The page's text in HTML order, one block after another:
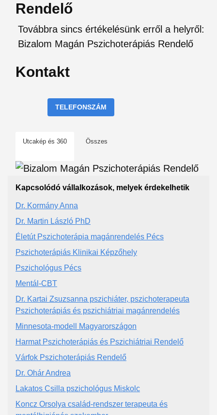
Rendelő
Továbbra sincs értékelésünk erről a helyről:
Bizalom Magán Pszichoterápiás Rendelő
Kontakt
TELEFONSZÁM
Utcakép és 360 Összes
Kapcsolódó vállalkozások, melyek érdekelhetik
Dr. Kormány Anna
Dr. Martin László PhD
Életút Pszichoterápia magánrendelés Pécs
Pszichoterápiás Klinikai Képzőhely
Pszichológus Pécs
Mentál-CBT
Dr. Kartai Zsuzsanna pszichiáter, pszichoterapeuta
Pszichoterápiás és pszichiátriai magánrendelés
Minnesota-modell Magyarországon
Harmat Pszichoterápiás és Pszichiátriai Rendelő
Várfok Pszichoterápiás Rendelő
Dr. Ohár Andrea
Lakatos Csilla pszichológus Miskolc
Koncz Orsolya család-rendszer terapeuta és